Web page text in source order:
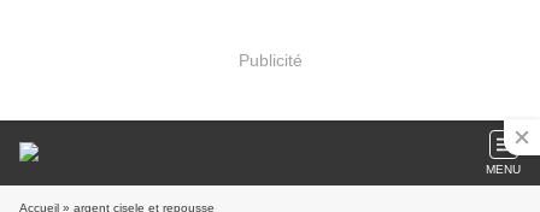
Publicité
MENU
Accueil » argent cisele et repousse